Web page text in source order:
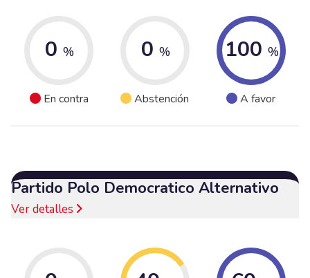
0 %
En contra
0 %
Abstención
100 %
A favor
Partido Polo Democratico Alternativo
Ver detalles